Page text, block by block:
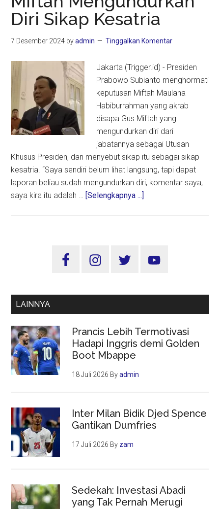
Dianugerahi
Gelar
Kesatria
Diri Sikap Kesatria
7 Desember 2024 byadmin Tinggalkan Komentar
Jakarta (Trigger.id) - Presiden
Prabowo Subianto menghormati
keputusan Miftah Maulana
Habiburrahman yang akrab
disapa Gus Miftah yang
mengundurkan diri dari
jabatannya sebagai Utusan
Khusus Presiden, dan menyebut sikap itu sebagai sikap
kesatria. “Saya sendiri belum lihat langsung, tapi dapat
laporan beliau sudah mengundurkan diri, komentar saya,
saya kira itu adalah … [Selengkapnya ...]
Diri
Sidebar
LAINNYA
Prancis Lebih Termotivasi
Hadapi Inggris demi Golden
Boot Mbappe
18 Juli 2026 Byadmin
Inter Milan Bidik Djed Spence
Gantikan Dumfries
17 Juli 2026 By zam
Sedekah: Investasi Abadi
yang Tak Pernah Merugi